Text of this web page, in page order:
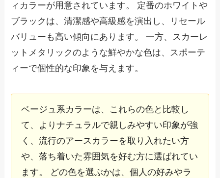
ィカラーが用意されています。 定番のホワイトや
ブラックは、清潔感や高級感を演出し、リセール
バリューも高い傾向にあります。 一方、スカーレ
ットメタリックのような鮮やかな色は、スポーテ
ィーで個性的な印象を与えます。
ベージュ系カラーは、これらの色と比較し
て、よりナチュラルで親しみやすい印象が強
く、流行のアースカラーを取り入れたい方
や、落ち着いた雰囲気を好む方に選ばれてい
ます。 どの色を選ぶかは、個人の好みやラ